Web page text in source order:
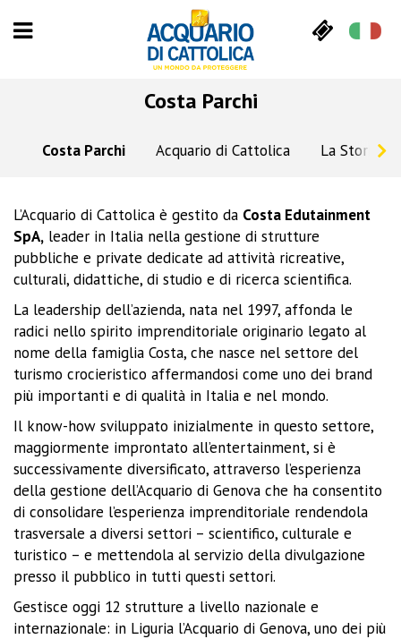
Costa Parchi
Costa Parchi Acquario di Cattolica La Storia
L’Acquario di Cattolica è gestito da Costa Edutainment
SpA, leader in Italia nella gestione di strutture
pubbliche e private dedicate ad attività ricreative,
culturali, didattiche, di studio e di ricerca scientifica.
La leadership dell’azienda, nata nel 1997, affonda le
radici nello spirito imprenditoriale originario legato al
nome della famiglia Costa, che nasce nel settore del
turismo crocieristico affermandosi come uno dei brand
più importanti e di qualità in Italia e nel mondo.
Il know-how sviluppato inizialmente in questo settore,
maggiormente improntato all’entertainment, si è
successivamente diversificato, attraverso l’esperienza
della gestione dell’Acquario di Genova che ha consentito
di consolidare l’esperienza imprenditoriale rendendola
trasversale a diversi settori – scientifico, culturale e
turistico – e mettendola al servizio della divulgazione
presso il pubblico in tutti questi settori.
Gestisce oggi 12 strutture a livello nazionale e
internazionale: in Liguria l’Acquario di Genova, uno dei più